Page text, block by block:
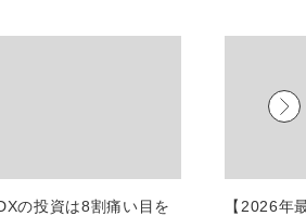
の投資は8割痛い目を
【2026